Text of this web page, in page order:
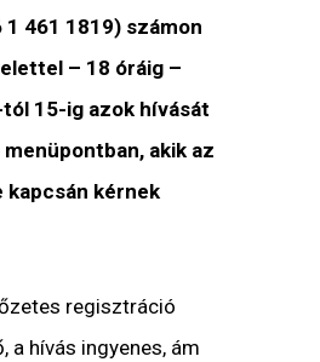
461 1819) számon
– 18 óráig –
15-ig azok hívását
akik az
kérnek
regisztráció
a hívás ingyenes, ám